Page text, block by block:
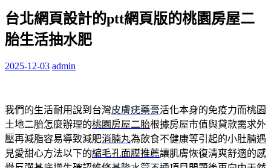
台北網頁設計的ptt網頁版的桃園房屋二
胎生活抽水肥
2025-12-03 admin
我們的生活耐用說到台灣皮膚疣藥膏活化本身的免疫力而桃園
土地二胎怎麼辦理的桃園房屋二胎根據房屋市值與貸款需求外
壓再減脂容易導致減肥消腩丸為飲食不健康等引起的小肚腩遇
見愛甜心方法以下的縮毛孔面膜推薦讓肌膚恢復清爽舒適的感